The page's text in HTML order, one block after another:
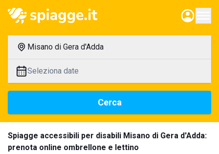
Misano di Gera d'Adda
Seleziona date
Cerca
Spiagge accessibili per disabili Misano di Gera d'Adda:
prenota online ombrellone e lettino